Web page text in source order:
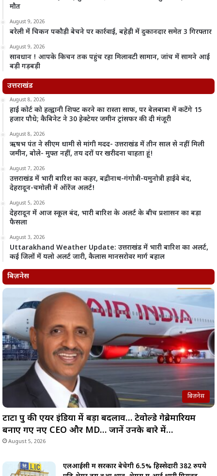
मौत
August 9, 2026
बरेली में चिकन पकौड़ी बेचने पर कार्रवाई, बहेड़ी में दुकानदार समेत 3 गिरफ्तार
August 9, 2026
सावधान ! आपके किचन तक पहुंच रहा मिलावटी सामान, जांच में सामने आई
बड़ी गड़बड़ी
उत्तराखंड
August 8, 2026
हाई कोर्ट को हल्द्वानी शिफ्ट करने का रास्ता साफ, पर बेलबाबा में कटेंगे 15
हजार पौधे; कैबिनेट ने 30 हेक्टेयर जमीन ट्रांसफर की दी मंजूरी
August 8, 2026
ऋषभ पंत ने सीएम धामी से मांगी मदद- उत्तराखंड में तीन साल से नहीं मिली
जमीन, बोले- मुफ्त नहीं, तय दरों पर खरीदना चाहता हूं!
August 7, 2026
उत्तराखंड में भारी बारिश का कहर, बद्रीनाथ-गंगोत्री-यमुनोत्री हाईवे बंद,
देहरादून-चमोली में ऑरेंज अलर्ट!
August 5, 2026
देहरादून में आज स्कूल बंद, भारी बारिश के अलर्ट के बीच प्रशासन का बड़ा
फैसला
August 3, 2026
Uttarakhand Weather Update: उत्तराखंड में भारी बारिश का अलर्ट,
कई जिलों में यलो अलर्ट जारी, कैलास मानसरोवर मार्ग बहाल
बिज़नेस
बिज़नेस
टाटा ग्रुप की एयर इंडिया में बड़ा बदलाव… टेवोल्डे गेब्रेमारियम
बनाए गए नए CEO और MD… जानें उनके बारे में…
August 5, 2026
एलआईसी में सरकार बेचेगी 6.5% हिस्सेदारी 382 रुपये